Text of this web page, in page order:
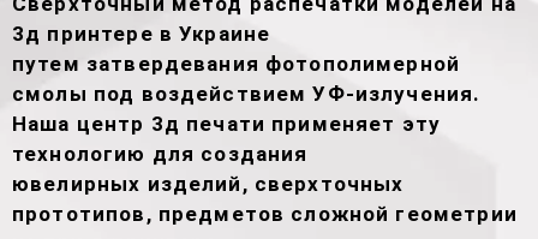
3д принтере в Украине
путем затвердевания фотополимерной
смолы под воздействием УФ-излучения.
Наша центр 3д печати применяет эту
технологию для создания
ювелирных изделий, сверхточных
прототипов, предметов сложной геометрии